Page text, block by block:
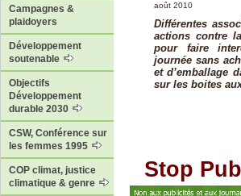
Campagnes &
plaidoyers
Développement
soutenable
Objectifs
Développement
durable 2030
CSW, Conférence sur
les femmes 1995
COP climat, justice
climatique & genre
août 2010
Différentes
actions contre
pour faire
journée sans
et d’emballage
sur les boites
Stop Pub